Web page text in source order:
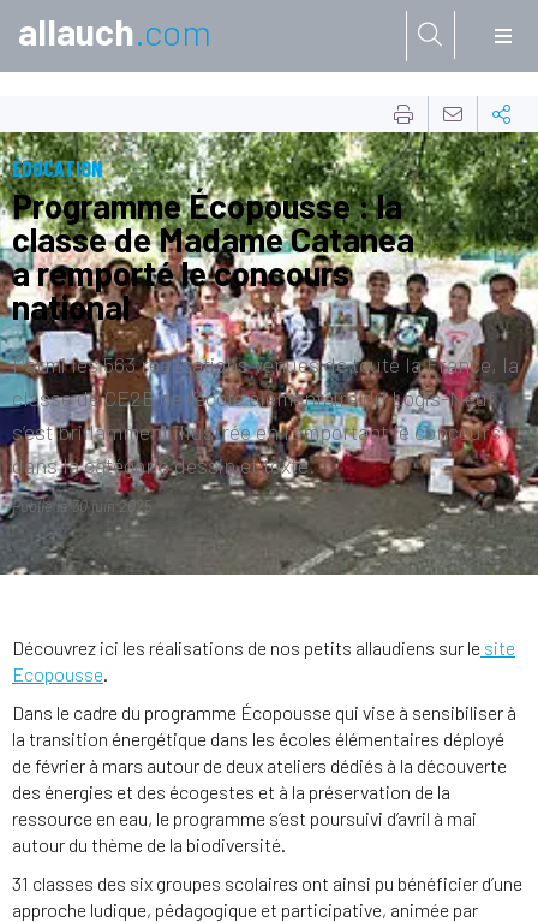
allauch.com
ÉDUCATION
Programme Écopousse : la
classe de Madame Catanea
a remporté le concours
national
Parmi les 563 réalisations venues de toute la France, la
classe de CE2B de l’école élémentaire du Logis-Neuf
s’est brillamment illustrée en remportant le concours
dans la catégorie dessin et texte.
Publié le 30 juin 2025
Découvrez ici les réalisations de nos petits allaudiens sur le site
Ecopousse.
Dans le cadre du programme Écopousse qui vise à sensibiliser à
la transition énergétique dans les écoles élémentaires déployé
de février à mars autour de deux ateliers dédiés à la découverte
des énergies et des écogestes et à la préservation de la
ressource en eau, le programme s’est poursuivi d’avril à mai
autour du thème de la biodiversité.
31 classes des six groupes scolaires ont ainsi pu bénéficier d’une
approche ludique, pédagogique et participative, animée par